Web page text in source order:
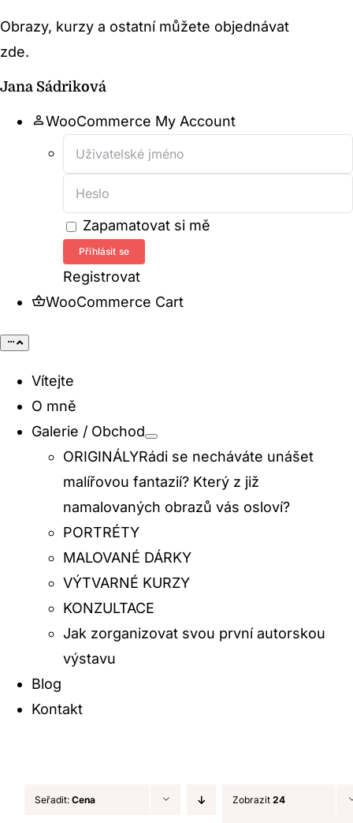
na
obsah
Obrazy, kurzy a ostatní můžete objednávat
zde.
Jana Sádriková
WooCommerce My Account
Username:
Password:
Zapamatovat si mě
Registrovat
WooCommerce Cart
Toggle
Navigation
Vítejte
O mně
Galerie / Obchod
ORIGINÁLYRádi se necháváte unášet
malířovou fantazií? Který z již
namalovaných obrazů vás osloví?
PORTRÉTY
MALOVANÉ DÁRKY
VÝTVARNÉ KURZY
KONZULTACE
Jak zorganizovat svou první autorskou
výstavu
Blog
Kontakt
Seřadit: Cena Zobrazit 24